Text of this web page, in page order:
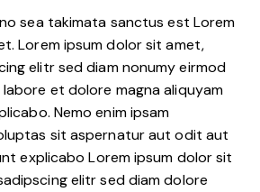
sea takimata sanctus est Lorem
Lorem ipsum dolor sit amet,
elitr sed diam nonumy eirmod
et dolore magna aliquyam
Nemo enim ipsam
sit aspernatur aut odit aut
explicabo Lorem ipsum dolor sit
elitr sed diam dolore